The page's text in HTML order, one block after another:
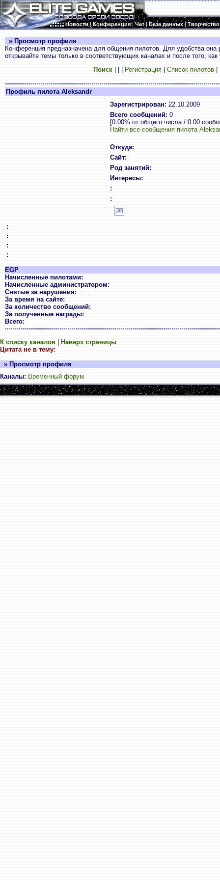
Новости|Конференция|Чат|База данных|Творчество
» Просмотр профиля
Конференция предназначена для общения пилотов. Для удобства
открывайте темы только в соответствующих каналах и после того,
Поиск
Регистрация Список пилотов
Профиль пилота Aleksandr
Зарегистрирован: 22.10.2009
Всего сообщений: 0
[0.00% от общего числа / 0.00
Найти все сообщения пилота
Откуда:
Сайт:
Род занятий:
Интересы:
:
:
:
:
:
:
EGP
Начисленные пилотами:
Начисленные администратором:
Снятые за нарушения:
За время на сайте:
За количество сообщений:
За полученные награды:
Всего:
К списку каналов
Наверх страницы
Цитата не в тему:
» Просмотр профиля
Каналы: Временный форум